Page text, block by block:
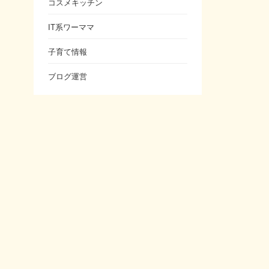
コスメキッチン
IT系ワーママ
子育て情報
ブログ運営